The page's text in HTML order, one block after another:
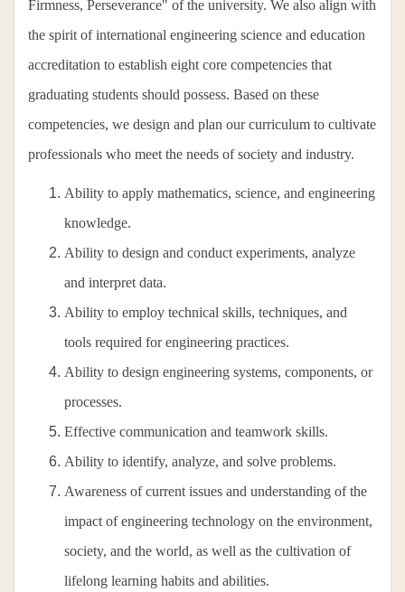
Firmness, Perseverance" of the university. We also align with
the spirit of international engineering science and education
accreditation to establish eight core competencies that
graduating students should possess. Based on these
competencies, we design and plan our curriculum to cultivate
professionals who meet the needs of society and industry.
Ability to apply mathematics, science, and engineering
knowledge.
Ability to design and conduct experiments, analyze
and interpret data.
Ability to employ technical skills, techniques, and
tools required for engineering practices.
Ability to design engineering systems, components, or
processes.
Effective communication and teamwork skills.
Ability to identify, analyze, and solve problems.
Awareness of current issues and understanding of the
impact of engineering technology on the environment,
society, and the world, as well as the cultivation of
lifelong learning habits and abilities.